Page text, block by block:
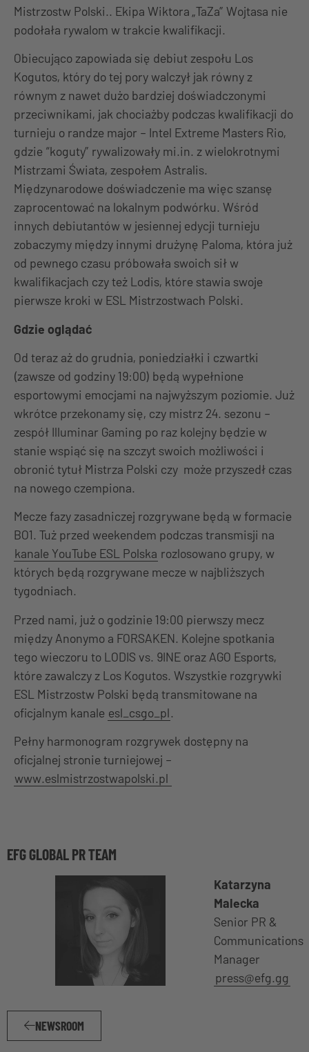
Mistrzostw Polski.. Ekipa Wiktora „TaZa” Wojtasa nie
podołała rywalom w trakcie kwalifikacji.
Obiecująco zapowiada się debiut zespołu Los
Kogutos, który do tej pory walczył jak równy z
równym z nawet dużo bardziej doświadczonymi
przeciwnikami, jak chociażby podczas kwalifikacji do
turnieju o randze major – Intel Extreme Masters Rio,
gdzie “koguty” rywalizowały mi.in. z wielokrotnymi
Mistrzami Świata, zespołem Astralis.
Międzynarodowe doświadczenie ma więc szansę
zaprocentować na lokalnym podwórku. Wśród
innych debiutantów w jesiennej edycji turnieju
zobaczymy między innymi drużynę Paloma, która już
od pewnego czasu próbowała swoich sił w
kwalifikacjach czy też Lodis, które stawia swoje
pierwsze kroki w ESL Mistrzostwach Polski.
Gdzie oglądać
Od teraz aż do grudnia, poniedziałki i czwartki
(zawsze od godziny 19:00) będą wypełnione
esportowymi emocjami na najwyższym poziomie. Już
wkrótce przekonamy się, czy mistrz 24. sezonu –
zespół Illuminar Gaming po raz kolejny będzie w
stanie wspiąć się na szczyt swoich możliwości i
obronić tytuł Mistrza Polski czy może przyszedł czas
na nowego czempiona.
Mecze fazy zasadniczej rozgrywane będą w formacie
BO1. Tuż przed weekendem podczas transmisji na
kanale YouTube ESL Polska rozlosowano grupy, w
których będą rozgrywane mecze w najbliższych
tygodniach.
Przed nami, już o godzinie 19:00 pierwszy mecz
między Anonymo a FORSAKEN. Kolejne spotkania
tego wieczoru to LODIS vs. 9INE oraz AGO Esports,
które zawalczy z Los Kogutos. Wszystkie rozgrywki
ESL Mistrzostw Polski będą transmitowane na
oficjalnym kanale esl_csgo_pl.
Pełny harmonogram rozgrywek dostępny na
oficjalnej stronie turniejowej –
www.eslmistrzostwapolski.pl
EFG GLOBAL PR TEAM
Katarzyna
Malecka
Senior PR &
Communications
Manager
press@efg.gg
NEWSROOM